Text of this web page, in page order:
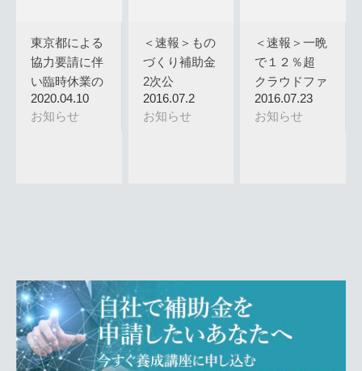
東京都による
協力要請に伴
い臨時休業の
お知らせ
2020.04.10
お知らせ
＜速報＞もの
づくり補助金
2次公
募 ・・・補
助金…
2016.07.2
お知らせ
＜速報＞一晩
で１２％超
クラウドファ
ンデング …
2016.07.23
お知らせ